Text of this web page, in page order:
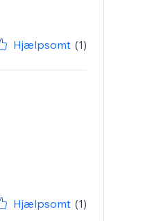
Hjælpsomt (1)
Hjælpsomt (1)